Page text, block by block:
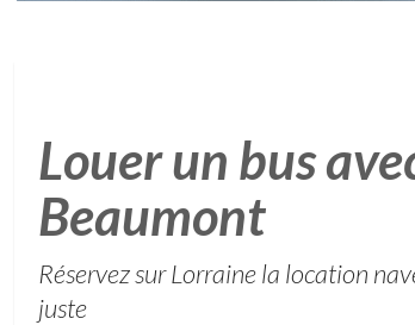
Louer un bus
Beaumont
Réservez sur Lorraine la location
juste